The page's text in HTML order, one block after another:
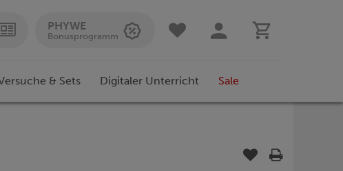
PHYWE
Bonusprogramm
& Sets Digitaler Unterricht Sale